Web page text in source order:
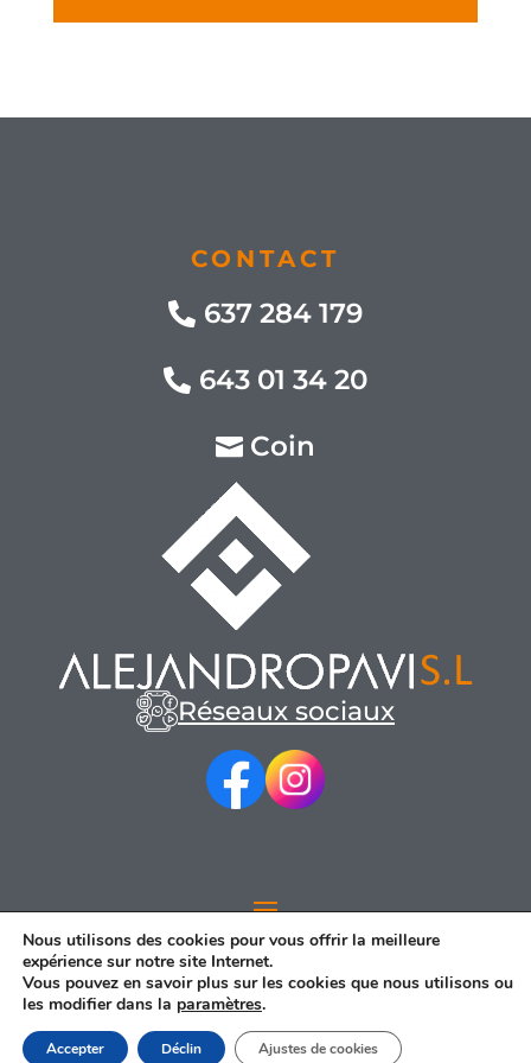
CONTACT
637 284 179
643 01 34 20
Coin
Réseaux sociaux
© 2023 Alejandro Pavi S.L. S.L – Développement Web
de médias numériques
Nous utilisons des cookies pour vous offrir la meilleure
expérience sur notre site Internet.
Vous pouvez en savoir plus sur les cookies que nous utilisons ou
les modifier dans la paramètres.
Accepter Déclin Ajustes de cookies